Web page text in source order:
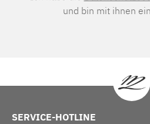
und bin mit ihnen
SERVICE-HOTLINE